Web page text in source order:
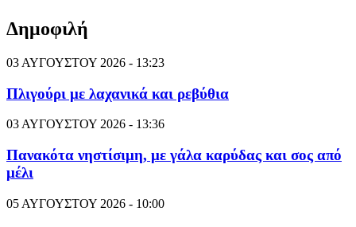
Δημοφιλή
03 ΑΥΓΟΥΣΤΟΥ 2026 - 13:23
Πλιγούρι με λαχανικά και ρεβύθια
03 ΑΥΓΟΥΣΤΟΥ 2026 - 13:36
Πανακότα νηστίσιμη, με γάλα καρύδας και σος από
μέλι
05 ΑΥΓΟΥΣΤΟΥ 2026 - 10:00